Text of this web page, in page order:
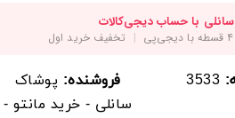
فروشنده: پوشاک
سانلی - خرید مانتو -